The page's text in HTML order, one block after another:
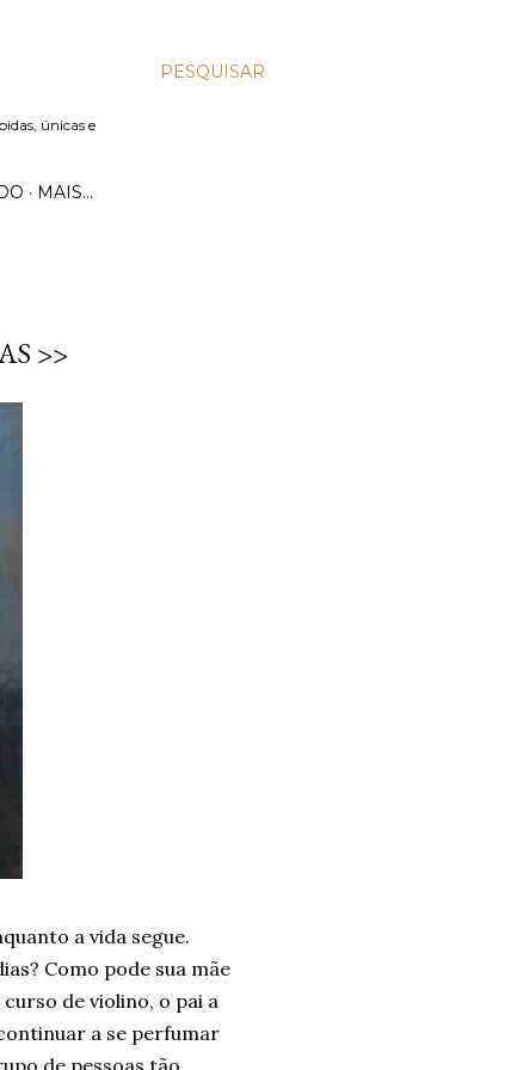
PESQUISAR
únicas e
MAIS…
>>
a vida segue.
Como pode sua mãe
de violino, o pai a
a se perfumar
de pessoas tão